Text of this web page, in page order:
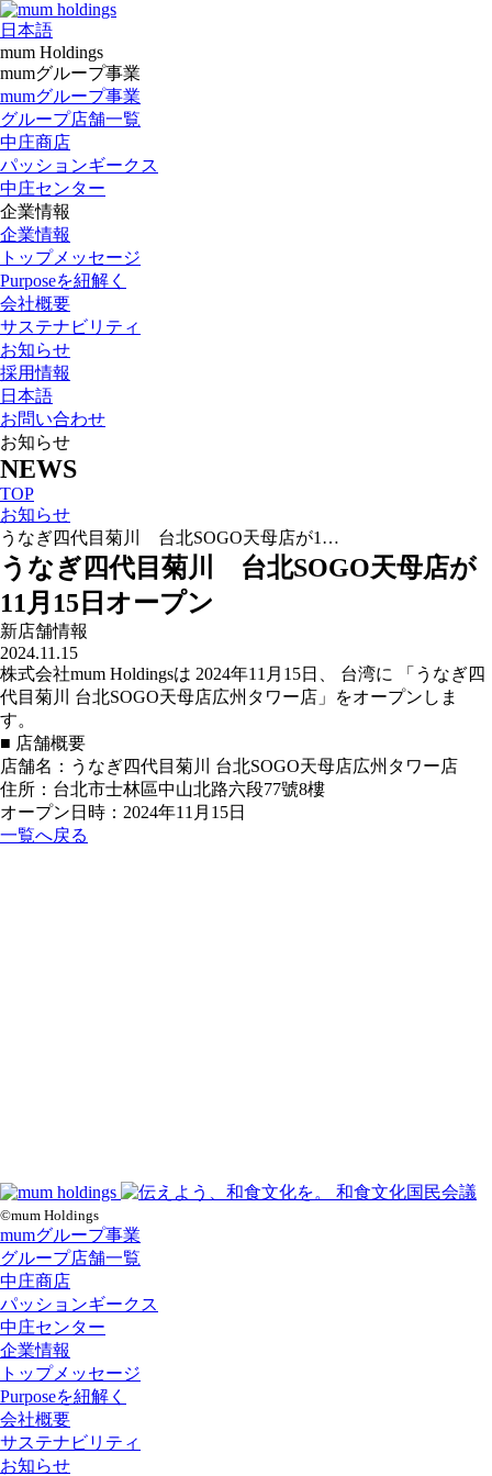
日本語
mum Holdings
mumグループ事業
mumグループ事業
グループ店舗一覧
中庄商店
パッションギークス
中庄センター
企業情報
企業情報
トップメッセージ
Purposeを紐解く
会社概要
サステナビリティ
お知らせ
採用情報
日本語
お問い合わせ
お知らせ
NEWS
TOP
お知らせ
うなぎ四代目菊川 台北SOGO天母店が1…
うなぎ四代目菊川 台北SOGO天母店が
11月15日オープン
新店舗情報
2024.11.15
株式会社mum Holdingsは 2024年11月15日、 台湾に 「うなぎ四
代目菊川 台北SOGO天母店広州タワー店」をオープンしま
す。
■ 店舗概要
店舗名：うなぎ四代目菊川 台北SOGO天母店広州タワー店
住所：台北市士林區中山北路六段77號8樓
オープン日時：2024年11月15日
一覧へ戻る
©mum Holdings
mumグループ事業
グループ店舗一覧
中庄商店
パッションギークス
中庄センター
企業情報
トップメッセージ
Purposeを紐解く
会社概要
サステナビリティ
お知らせ